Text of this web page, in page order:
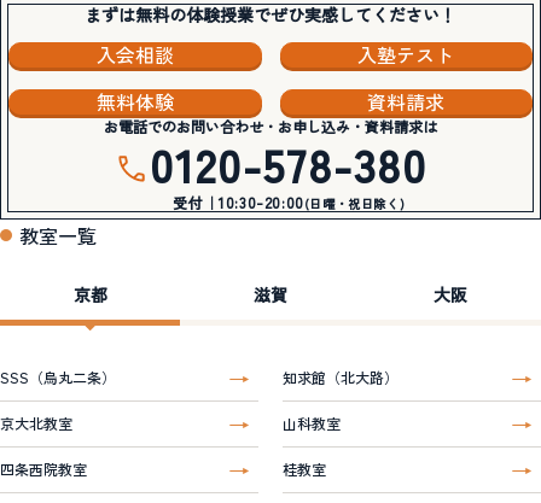
まずは無料の体験授業でぜひ実感してください！
入会相談
入塾テスト
無料体験
資料請求
お電話でのお問い合わせ・お申し込み・資料請求は
0120-578-380
受付｜10:30-20:00(日曜・祝日除く)
教室一覧
京都 滋賀 大阪
SSS（烏丸二条） 知求館（北大路）
京大北教室 山科教室
四条西院教室 桂教室